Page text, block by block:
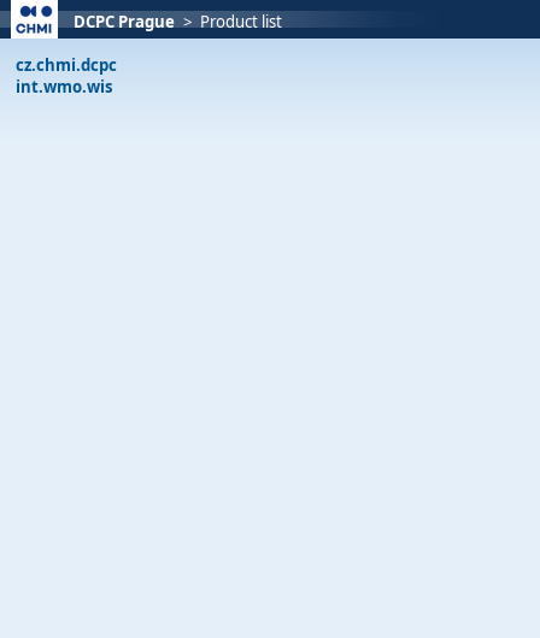
DCPC Prague > Product list
cz.chmi.dcpc
int.wmo.wis